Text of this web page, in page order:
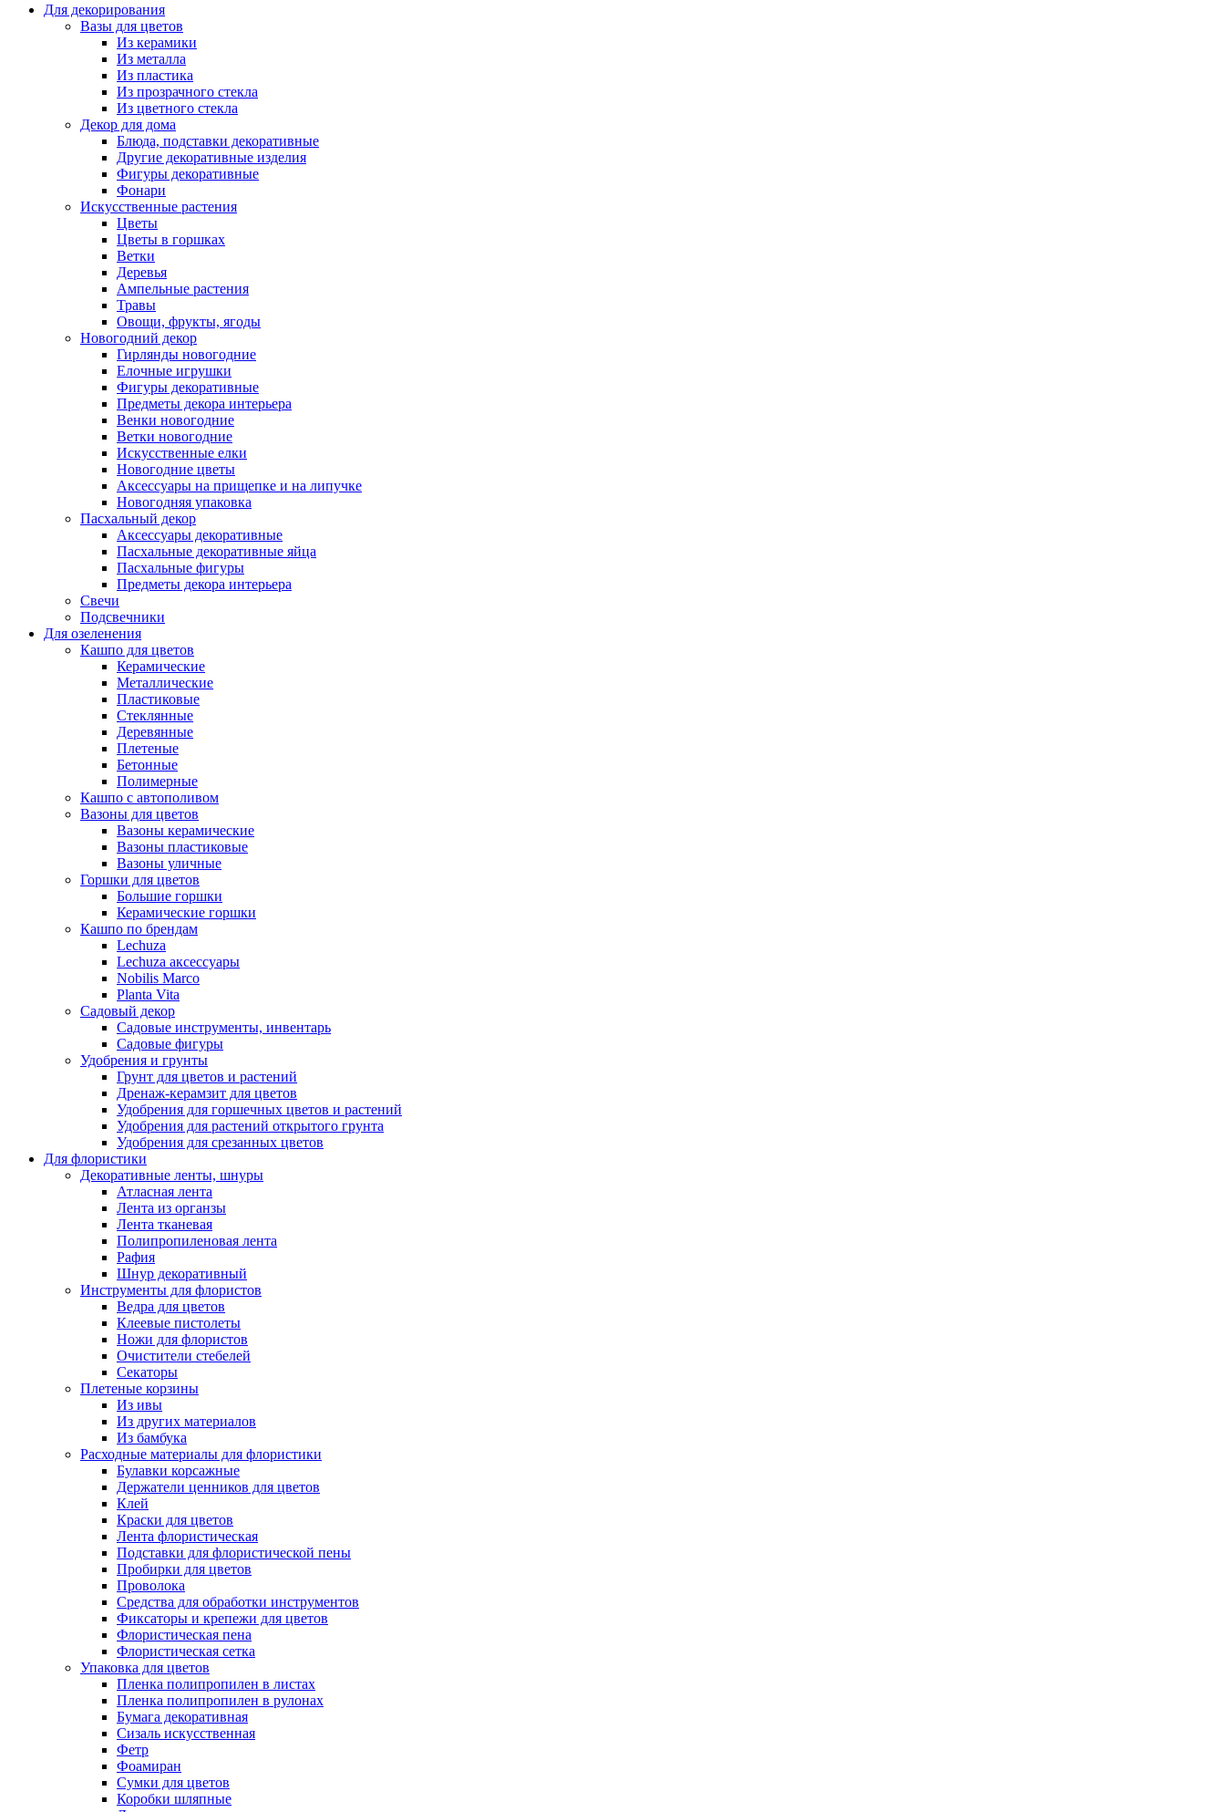
Для декорирования
Вазы для цветов
Из керамики
Из металла
Из пластика
Из прозрачного стекла
Из цветного стекла
Декор для дома
Блюда, подставки декоративные
Другие декоративные изделия
Фигуры декоративные
Фонари
Искусственные растения
Цветы
Цветы в горшках
Ветки
Деревья
Ампельные растения
Травы
Овощи, фрукты, ягоды
Новогодний декор
Гирлянды новогодние
Елочные игрушки
Фигуры декоративные
Предметы декора интерьера
Венки новогодние
Ветки новогодние
Искусственные елки
Новогодние цветы
Аксессуары на прищепке и на липучке
Новогодняя упаковка
Пасхальный декор
Аксессуары декоративные
Пасхальные декоративные яйца
Пасхальные фигуры
Предметы декора интерьера
Свечи
Подсвечники
Для озеленения
Кашпо для цветов
Керамические
Металлические
Пластиковые
Стеклянные
Деревянные
Плетеные
Бетонные
Полимерные
Кашпо с автополивом
Вазоны для цветов
Вазоны керамические
Вазоны пластиковые
Вазоны уличные
Горшки для цветов
Большие горшки
Керамические горшки
Кашпо по брендам
Lechuza
Lechuza аксессуары
Nobilis Marco
Planta Vita
Садовый декор
Садовые инструменты, инвентарь
Садовые фигуры
Удобрения и грунты
Грунт для цветов и растений
Дренаж-керамзит для цветов
Удобрения для горшечных цветов и растений
Удобрения для растений открытого грунта
Удобрения для срезанных цветов
Для флористики
Декоративные ленты, шнуры
Атласная лента
Лента из органзы
Лента тканевая
Полипропиленовая лента
Рафия
Шнур декоративный
Инструменты для флористов
Ведра для цветов
Клеевые пистолеты
Ножи для флористов
Очистители стебелей
Секаторы
Плетеные корзины
Из ивы
Из других материалов
Из бамбука
Расходные материалы для флористики
Булавки корсажные
Держатели ценников для цветов
Клей
Краски для цветов
Лента флористическая
Подставки для флористической пены
Пробирки для цветов
Проволока
Средства для обработки инструментов
Фиксаторы и крепежи для цветов
Флористическая пена
Флористическая сетка
Упаковка для цветов
Пленка полипропилен в листах
Пленка полипропилен в рулонах
Бумага декоративная
Сизаль искусственная
Фетр
Фоамиран
Сумки для цветов
Коробки шляпные